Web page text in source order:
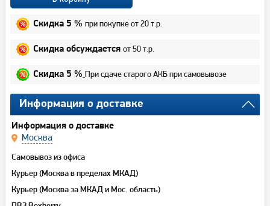
Скидка 5 % при покупке от 20 т.р.
Скидка обсуждается от 50 т.р.
Скидка 5 % При сдаче старого АКБ при самовывозе
Информация о доставке
Информация о доставке
Москва
Самовывоз из офиса
Курьер (Москва в пределах МКАД)
Курьер (Москва за МКАД и Мос. область)